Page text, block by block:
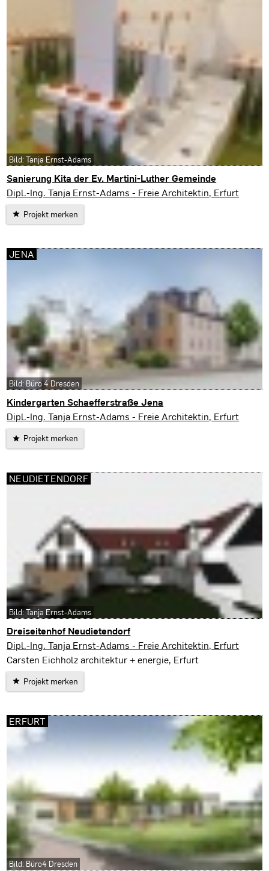
Sanierung Kita der Ev. Martini-Luther Gemeinde
Erfurt
Dipl.-Ing. Tanja Ernst-Adams - Freie Architektin, Erfurt
Projekt merken
Bild: Tanja Ernst-Adams
Kindergarten Schaefferstraße Jena
Jena
Dipl.-Ing. Tanja Ernst-Adams - Freie Architektin, Erfurt
Projekt merken
JENA
Bild: Büro 4 Dresden
Dreiseitenhof Neudietendorf
Neudietendorf
Dipl.-Ing. Tanja Ernst-Adams - Freie Architektin, Erfurt
Carsten Eichholz architektur + energie, Erfurt
Projekt merken
NEUDIETENDORF
Bild: Tanja Ernst-Adams
ERFURT
Bild: Büro4 Dresden